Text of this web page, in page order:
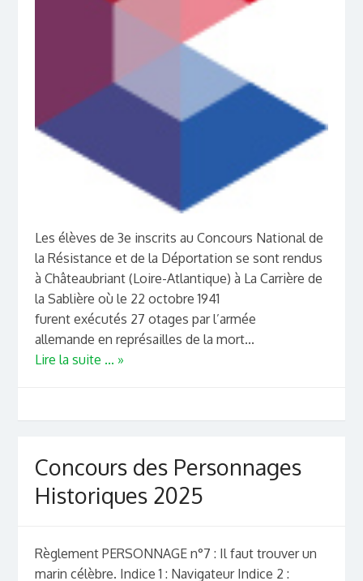
Les élèves de 3e inscrits au Concours National de
la Résistance et de la Déportation se sont rendus
à Châteaubriant (Loire-Atlantique) à La Carrière de
la Sablière où le 22 octobre 1941
furent exécutés 27 otages par l’armée
allemande en représailles de la mort...
Lire la suite ... »
Concours des Personnages
Historiques 2025
Règlement PERSONNAGE n°7 : Il faut trouver un
marin célèbre. Indice 1 : Navigateur Indice 2 :